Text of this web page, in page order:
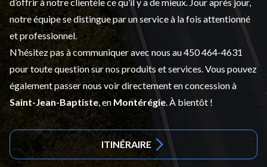
notre équipe se distingue par un service à la fois attentionné
et professionnel.
N’hésitez pas à communiquer avec nous au450 464-4631
pour toute question sur nos produits et services. Vous pouvez
également passer nous voir directement en concession à
Saint-Jean-Baptiste , en Montérégie . À bientôt !
ITINÉRAIRE